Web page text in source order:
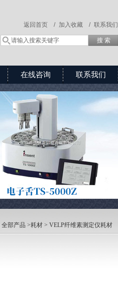
联系我们
加入收藏 /
返回首页 /
在线咨询 联系我们
全部产品 >耗材 > VELP纤维素测定仪耗材